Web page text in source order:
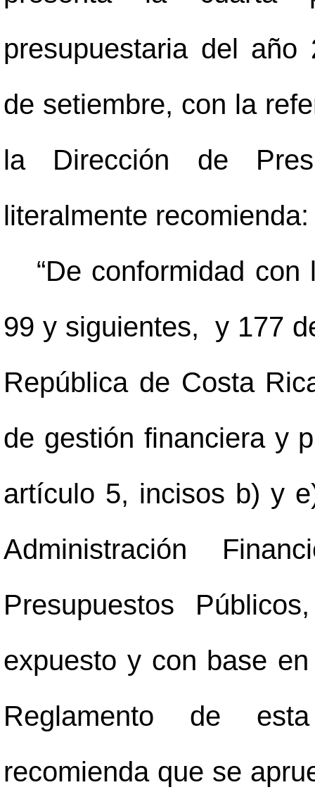
presupuestaria del año
de setiembre, con la
la Dirección de
literalmente recomienda:
“De conformidad
99 y siguientes, y 177
República de Costa
de gestión financiera y
artículo 5, incisos b) y
Administración
Presupuestos
expuesto y con base
Reglamento de
recomienda que se